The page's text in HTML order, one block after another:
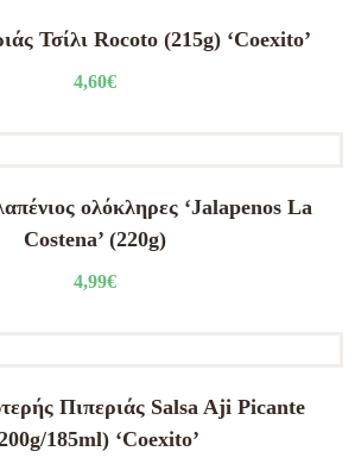
Τσίλι Rocoto (215g) ‘Coexito’
4,60€
ολόκληρες ‘Jalapenos La
Costena’ (220g)
4,99€
Πιπεριάς Salsa Aji Picante
185ml) ‘Coexito’